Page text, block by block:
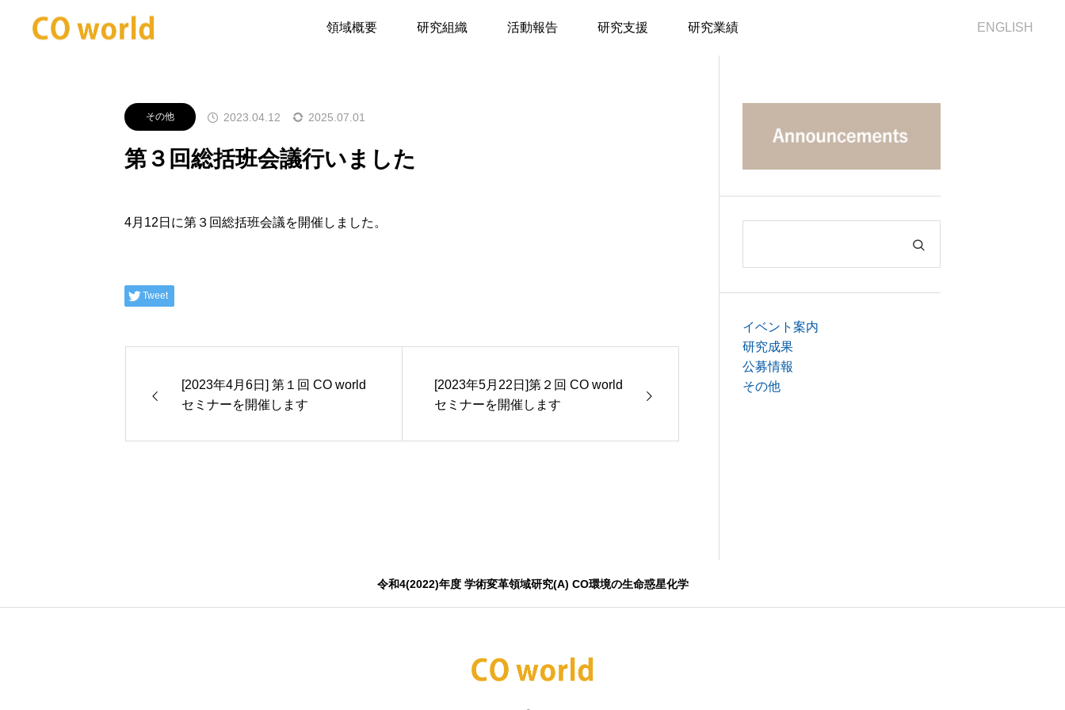
領域概要 研究組織 活動報告 研究支援 研究業績 ENGLISH
第３回総括班会議行いました
その他 2023.04.12 2025.07.01
第３回総括班会議行いました
4月12日に第３回総括班会議を開催しました。
Tweet
[2023年4月6日] 第１回 CO world
セミナーを開催します
[2023年5月22日]第２回 CO world
セミナーを開催します
イベント案内
研究成果
公募情報
その他
令和4(2022)年度 学術変革領域研究(A) CO環境の生命惑星化学